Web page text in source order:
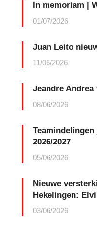
In memoriam |
01/07/2026
Juan Leito
11/06/2026
Jeandre
08/06/2026
2026/2027
05/06/2026
Nieuwe
Hekelingen:
03/06/2026